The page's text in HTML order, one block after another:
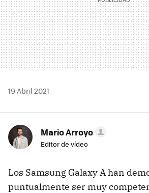
19 Abril 2021
Mario Arroyo
Editor de vídeo
Los Samsung Galaxy A han
puntualmente ser muy